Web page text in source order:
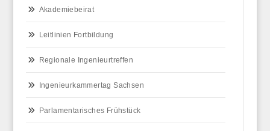
Akademiebeirat
Leitlinien Fortbildung
Regionale Ingenieurtreffen
Ingenieurkammertag Sachsen
Parlamentarisches Frühstück